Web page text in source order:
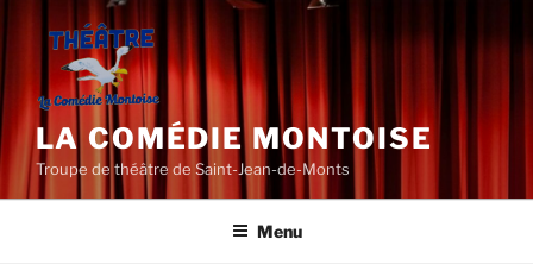
contenu
principal
LA COMÉDIE MONTOISE
Troupe de théâtre de Saint-Jean-de-Monts
Menu